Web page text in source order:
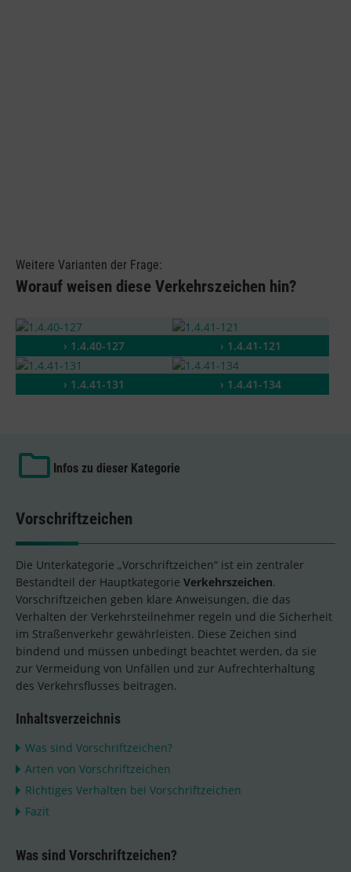
Weitere Varianten der Frage:
Worauf weisen diese Verkehrszeichen hin?
› 1.4.40-127 › 1.4.41-121
› 1.4.41-131 › 1.4.41-134
Infos zu dieser Kategorie
Vorschriftzeichen
Die Unterkategorie „Vorschriftzeichen“ ist ein zentraler
Bestandteil der Hauptkategorie Verkehrszeichen.
Vorschriftzeichen geben klare Anweisungen, die das
Verhalten der Verkehrsteilnehmer regeln und die Sicherheit
im Straßenverkehr gewährleisten. Diese Zeichen sind
bindend und müssen unbedingt beachtet werden, da sie
zur Vermeidung von Unfällen und zur Aufrechterhaltung
des Verkehrsflusses beitragen.
Inhaltsverzeichnis
Was sind Vorschriftzeichen?
Arten von Vorschriftzeichen
Richtiges Verhalten bei Vorschriftzeichen
Fazit
Was sind Vorschriftzeichen?